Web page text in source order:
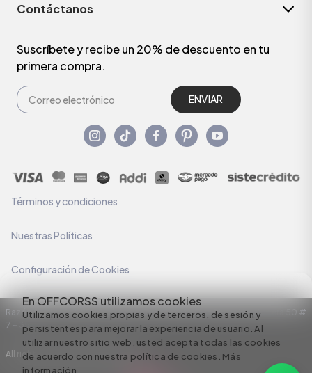
En OFFCORSS utilizamos cookies
Utilizamos cookies propias y de terceros, de sesión y
persistentes para mejorar la experiencia de usuario. Al
utilizar nuestro sitio web, usted acepta todas las cookies
de acuerdo con nuestra política de cookies. Más
información
Contáctanos
Suscríbete y recibe un 20% de descuento en tu
primera compra.
ENVIAR
Términos y condiciones
Nuestras Políticas
Configuración de Cookies
Razón Social: C.I HERMECO S.A. NIT: 890924167-6 Dirección: Carrera 50 #
7 – 35
All rights reserved empowered by